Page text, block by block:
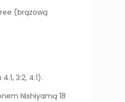
(brązową
3:2, 4:1).
Nishiyamą 18